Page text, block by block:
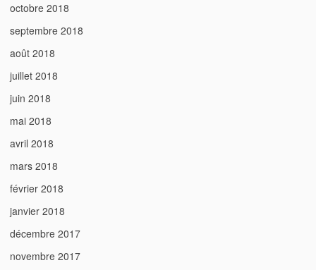
octobre 2018
septembre 2018
août 2018
juillet 2018
juin 2018
mai 2018
avril 2018
mars 2018
février 2018
janvier 2018
décembre 2017
novembre 2017